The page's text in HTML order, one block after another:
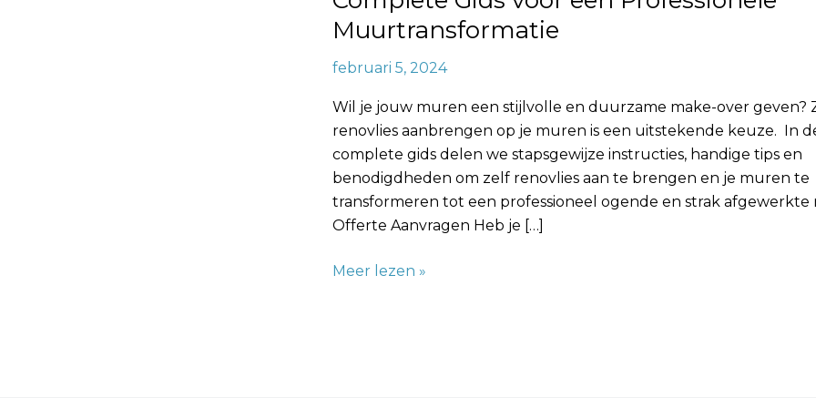
Muurtransformatie
februari 5, 2024
Wil je jouw muren een stijlvolle en duurzame make-over geven?
renovlies aanbrengen op je muren is een uitstekende keuze. In
complete gids delen we stapsgewijze instructies, handige tips en
benodigdheden om zelf renovlies aan te brengen en je muren te
transformeren tot een professioneel ogende en strak afgewerkte
Offerte Aanvragen Heb je […]
Professionele
Muurtransformatie
Meer lezen »